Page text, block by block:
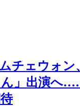
チェウォン
ん」出演へ